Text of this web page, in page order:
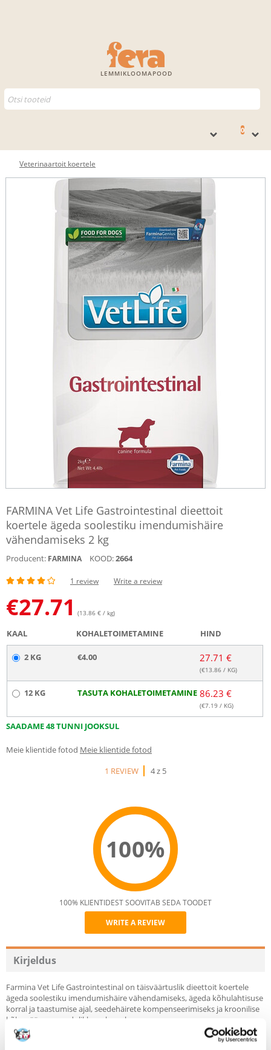
LEMMIKLOOMAPOOD
0
Veterinaartoit koertele
FARMINA Vet Life Gastrointestinal dieettoit
koertele ägeda soolestiku imendumishäire
vähendamiseks 2 kg
Producent: FARMINA KOOD:2664
1 review Write a review
€27.71 (13.86 € / kg)
KAAL KOHALETOIMETAMINE HIND
2 KG €4.00 27.71 €
(€13.86 / KG)
12 KG TASUTA KOHALETOIMETAMINE 86.23 €
(€7.19 / KG)
SAADAME 48 TUNNI JOOKSUL
Meie klientide fotod Meie klientide fotod
1 REVIEW
4 z 5
100%
Recommend
100% KLIENTIDEST SOOVITAB SEDA TOODET
WRITE A REVIEW
Kirjeldus
Farmina Vet Life Gastrointestinal on täisväärtuslik dieettoit koertele
ägeda soolestiku imendumishäire vähendamiseks, ägeda kõhulahtisuse
korral ja taastumise ajal, seedehäirete kompenseerimiseks ja kroonilise
kõhunäärme puudulikkuse korral.
INDIKATSIOONID: